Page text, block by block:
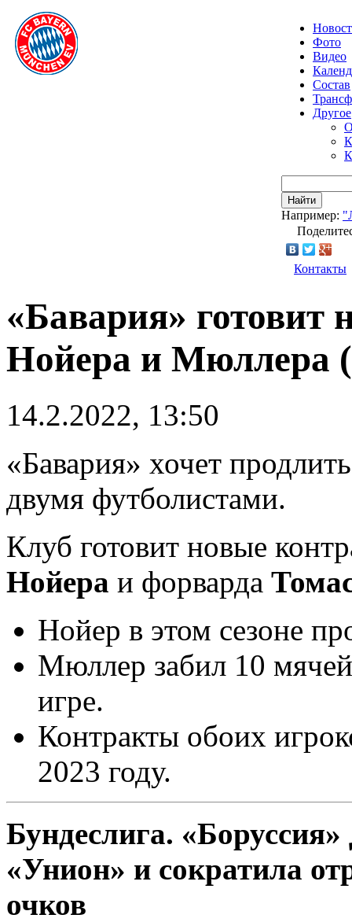
Фото
Видео
Состав
Другое
Найти
Например:
Контакты
«Бавария» готовит
Нойера и Мюллера
14.2.2022, 13:50
«Бавария» хочет
двумя футболистами.
Клуб готовит новые
Нойера и форварда
Нойер в этом сезоне
Мюллер забил 10 мячей
игре.
Контракты обоих
2023 году.
Бундеслига.
«Унион» и сократила
очков